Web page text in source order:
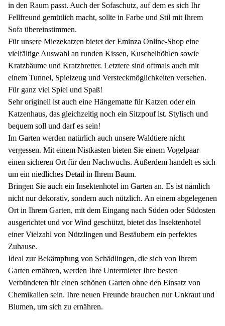
in den Raum passt. Auch der Sofaschutz, auf dem es sich Ihr
Fellfreund gemütlich macht, sollte in Farbe und Stil mit Ihrem
Sofa übereinstimmen.
Für unsere Miezekatzen bietet der Eminza Online-Shop eine
vielfältige Auswahl an runden Kissen, Kuschelhöhlen sowie
Kratzbäume und Kratzbretter. Letztere sind oftmals auch mit
einem Tunnel, Spielzeug und Versteckmöglichkeiten versehen.
Für ganz viel Spiel und Spaß!
Sehr originell ist auch eine Hängematte für Katzen oder ein
Katzenhaus, das gleichzeitig noch ein Sitzpouf ist. Stylisch und
bequem soll und darf es sein!
Im Garten werden natürlich auch unsere Waldtiere nicht
vergessen. Mit einem Nistkasten bieten Sie einem Vogelpaar
einen sicheren Ort für den Nachwuchs. Außerdem handelt es sich
um ein niedliches Detail in Ihrem Baum.
Bringen Sie auch ein Insektenhotel im Garten an. Es ist nämlich
nicht nur dekorativ, sondern auch nützlich. An einem abgelegenen
Ort in Ihrem Garten, mit dem Eingang nach Süden oder Südosten
ausgerichtet und vor Wind geschützt, bietet das Insektenhotel
einer Vielzahl von Nützlingen und Bestäubern ein perfektes
Zuhause.
Ideal zur Bekämpfung von Schädlingen, die sich von Ihrem
Garten ernähren, werden Ihre Untermieter Ihre besten
Verbündeten für einen schönen Garten ohne den Einsatz von
Chemikalien sein. Ihre neuen Freunde brauchen nur Unkraut und
Blumen, um sich zu ernähren.